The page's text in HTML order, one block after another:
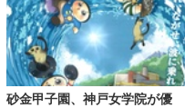
砂金甲子園、神戸女学院が優